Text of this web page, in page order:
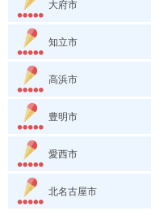
大府市
知立市
高浜市
豊明市
愛西市
北名古屋市